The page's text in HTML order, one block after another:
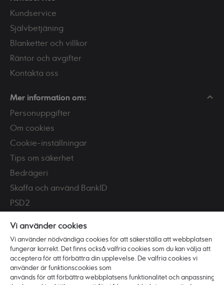
Kundservice
Självbetjäning
Blanketter och villkor
Räntor och avgifter
Kontakta oss
Mer information om:
Personuppgifter
Om cookies
Cookie-inställningar
Tips om säkerhet
Bedrägeri
Skaffa och använd BankID
PSD2
Vi är Ikano Bank
Om banken
Karriär
Vi använder cookies
Vi använder nödvändiga cookies för att säkerställa att webbplatsen
fungerar korrekt. Det finns också valfria cookies som du kan välja att
acceptera för att förbättra din upplevelse. De valfria cookies vi
använder är funktionscookies som
används för att förbättra webbplatsens funktionalitet och anpassning.